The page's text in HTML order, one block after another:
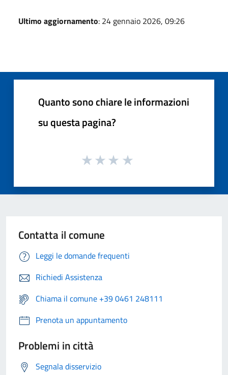
Ultimo aggiornamento: 24 gennaio 2026, 09:26
Quanto sono chiare le informazioni
su questa pagina?
Contatta il comune
Leggi le domande frequenti
Richiedi Assistenza
Chiama il comune +39 0461 248111
Prenota un appuntamento
Problemi in città
Segnala disservizio